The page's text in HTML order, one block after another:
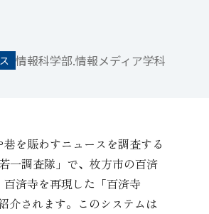
情報科学部.情報メディア学科
を賑わすニュースを調査する
一調査隊」で、枚方市の百済
済寺を再現した「百済寺
介されます。このシステムは